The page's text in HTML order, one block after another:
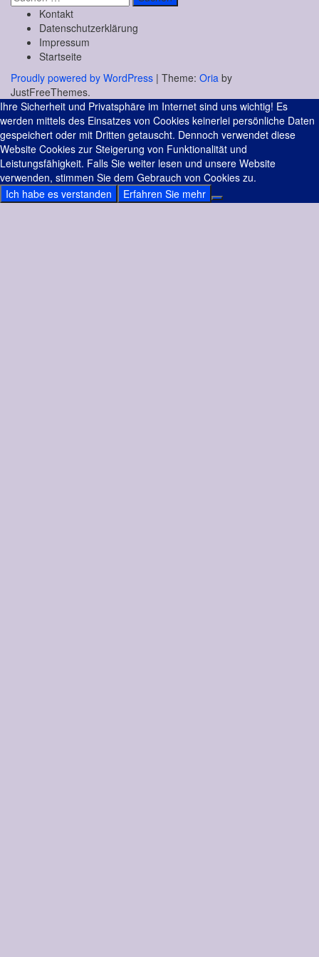
nach: Kontakt
Datenschutzerklärung
Impressum
Startseite
Proudly powered by WordPress | Theme: Oria by
JustFreeThemes.
Ihre Sicherheit und Privatsphäre im Internet sind uns wichtig! Es
werden mittels des Einsatzes von Cookies keinerlei persönliche Daten
gespeichert oder mit Dritten getauscht. Dennoch verwendet diese
Website Cookies zur Steigerung von Funktionalität und
Leistungsfähigkeit. Falls Sie weiter lesen und unsere Website
verwenden, stimmen Sie dem Gebrauch von Cookies zu.
Ich habe es verstanden
Erfahren Sie mehr